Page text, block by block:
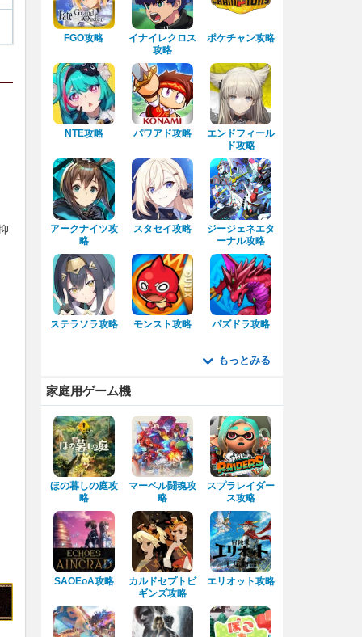
FGO攻略
イナイレクロス
攻略
ポケチャン攻略
NTE攻略 パワアド攻略
エンドフィール
ド攻略
アークナイツ攻
略
スタセイ攻略
ジージェネエタ
ーナル攻略
ステラソラ攻略 モンスト攻略 パズドラ攻略
もっとみる
家庭用ゲーム機
ほの暮しの庭攻
略
マーベル闘魂攻
略
スプラレイダー
ス攻略
SAOEoA攻略
カルドセプトビ
ギンズ攻略
エリオット攻略